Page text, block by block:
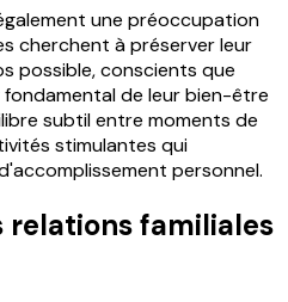
une préoccupation
cherchent à préserver leur
possible, conscients que
de leur bien-être
subtil entre moments de
stimulantes qui
personnel.
relations familiales